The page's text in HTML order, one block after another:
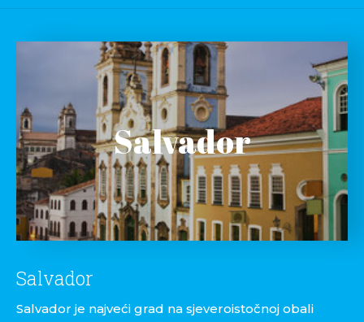
Salvador
Salvador
Salvador je najveći grad na sjeveroistočnoj obali